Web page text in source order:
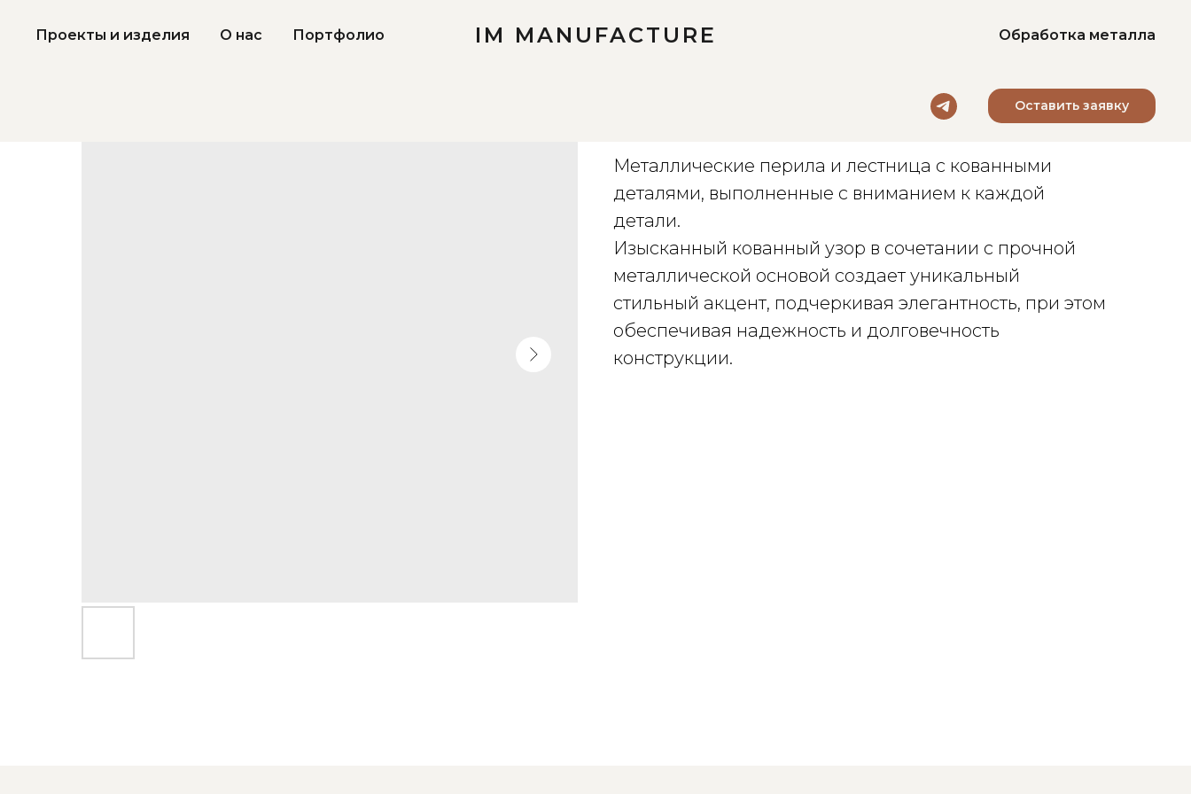
IM MANUFACTURE
Проекты и изделия О нас Портфолио Обработка металла
Оставить заявку
Металлические перила и лестница с кованными
деталями, выполненные с вниманием к каждой
детали.
Изысканный кованный узор в сочетании с прочной
металлической основой создает уникальный
стильный акцент, подчеркивая элегантность, при этом
обеспечивая надежность и долговечность
конструкции.